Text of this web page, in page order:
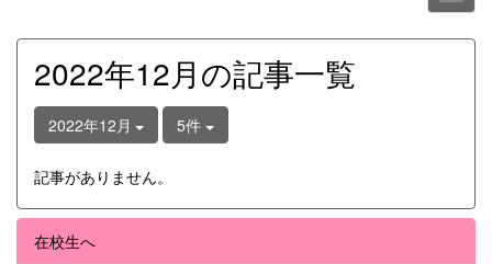
2022年12月の記事一覧
2022年12月 5件
記事がありません。
在校生へ